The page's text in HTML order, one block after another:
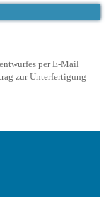
per E-Mail
zur Unterfertigung